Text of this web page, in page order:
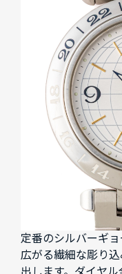
定番のシルバーギ
広がる繊細な彫り